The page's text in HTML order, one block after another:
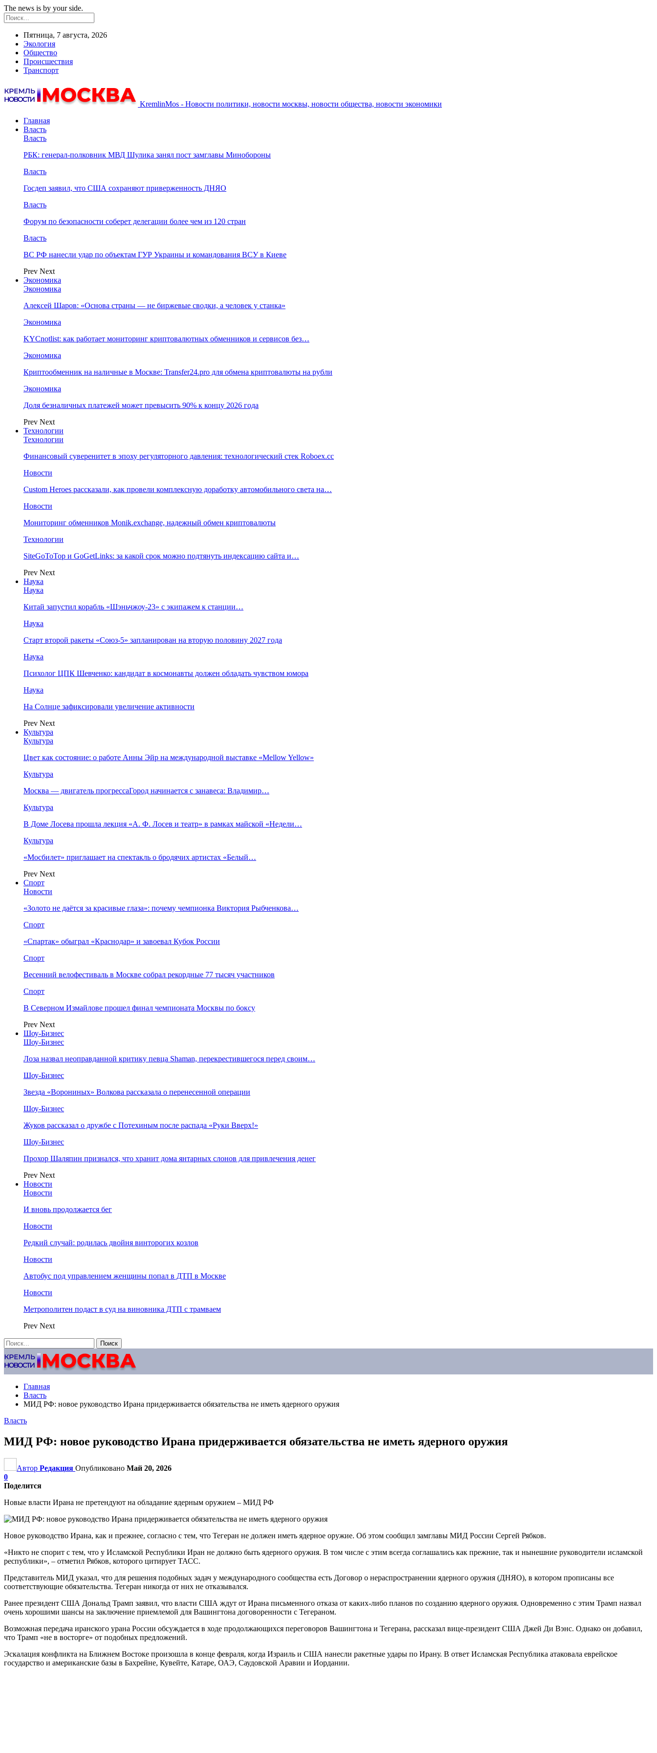
The news is by your side.
Пятница, 7 августа, 2026
Экология
Общество
Происшествия
Транспорт
KremlinMos - Новости политики, новости москвы, новости общества, новости экономики
Главная
Власть
Власть
РБК: генерал-полковник МВД Шулика занял пост замглавы Минобороны
Власть
Госдеп заявил, что США сохраняют приверженность ДНЯО
Власть
Форум по безопасности соберет делегации более чем из 120 стран
Власть
ВС РФ нанесли удар по объектам ГУР Украины и командования ВСУ в Киеве
Prev Next
Экономика
Экономика
Алексей Шаров: «Основа страны — не биржевые сводки, а человек у станка»
Экономика
KYCnotlist: как работает мониторинг криптовалютных обменников и сервисов без…
Экономика
Криптообменник на наличные в Москве: Transfer24.pro для обмена криптовалюты на рубли
Экономика
Доля безналичных платежей может превысить 90% к концу 2026 года
Prev Next
Технологии
Технологии
Финансовый суверенитет в эпоху регуляторного давления: технологический стек Roboex.cc
Новости
Custom Heroes рассказали, как провели комплексную доработку автомобильного света на…
Новости
Мониторинг обменников Monik.exchange, надежный обмен криптовалюты
Технологии
SiteGoToTop и GoGetLinks: за какой срок можно подтянуть индексацию сайта и…
Prev Next
Наука
Наука
Китай запустил корабль «Шэньчжоу-23» с экипажем к станции…
Наука
Старт второй ракеты «Союз-5» запланирован на вторую половину 2027 года
Наука
Психолог ЦПК Шевченко: кандидат в космонавты должен обладать чувством юмора
Наука
На Солнце зафиксировали увеличение активности
Prev Next
Культура
Культура
Цвет как состояние: о работе Анны Эйр на международной выставке «Mellow Yellow»
Культура
Москва — двигатель прогрессаГород начинается с занавеса: Владимир…
Культура
В Доме Лосева прошла лекция «А. Ф. Лосев и театр» в рамках майской «Недели…
Культура
«Мосбилет» приглашает на спектакль о бродячих артистах «Белый…
Prev Next
Спорт
Новости
«Золото не даётся за красивые глаза»: почему чемпионка Виктория Рыбченкова…
Спорт
«Спартак» обыграл «Краснодар» и завоевал Кубок России
Спорт
Весенний велофестиваль в Москве собрал рекордные 77 тысяч участников
Спорт
В Северном Измайлове прошел финал чемпионата Москвы по боксу
Prev Next
Шоу-Бизнес
Шоу-Бизнес
Лоза назвал неоправданной критику певца Shaman, перекрестившегося перед своим…
Шоу-Бизнес
Звезда «Ворониных» Волкова рассказала о перенесенной операции
Шоу-Бизнес
Жуков рассказал о дружбе с Потехиным после распада «Руки Вверх!»
Шоу-Бизнес
Прохор Шаляпин признался, что хранит дома янтарных слонов для привлечения денег
Prev Next
Новости
Новости
И вновь продолжается бег
Новости
Редкий случай: родилась двойня винторогих козлов
Новости
Автобус под управлением женщины попал в ДТП в Москве
Новости
Метрополитен подаст в суд на виновника ДТП с трамваем
Prev Next
Главная
Власть
МИД РФ: новое руководство Ирана придерживается обязательства не иметь ядерного оружия
Власть
МИД РФ: новое руководство Ирана придерживается обязательства не иметь ядерного оружия
Автор Редакция Опубликовано Май 20, 2026
0
Поделится
Новые власти Ирана не претендуют на обладание ядерным оружием – МИД РФ
Новое руководство Ирана, как и прежнее, согласно с тем, что Тегеран не должен иметь ядерное оружие. Об этом сообщил замглавы МИД России Сергей Рябков.
«Никто не спорит с тем, что у Исламской Республики Иран не должно быть ядерного оружия. В том числе с этим всегда соглашались как прежние, так и нынешние руководители исламской
республики», – отметил Рябков, которого цитирует ТАСС.
Представитель МИД указал, что для решения подобных задач у международного сообщества есть Договор о нераспространении ядерного оружия (ДНЯО), в котором прописаны все
соответствующие обязательства. Тегеран никогда от них не отказывался.
Ранее президент США Дональд Трамп заявил, что власти США ждут от Ирана письменного отказа от каких-либо планов по созданию ядерного оружия. Одновременно с этим Трамп назвал
очень хорошими шансы на заключение приемлемой для Вашингтона договоренности с Тегераном.
Возможная передача иранского урана России обсуждается в ходе продолжающихся переговоров Вашингтона и Тегерана, рассказал вице-президент США Джей Ди Вэнс. Однако он добавил,
что Трамп «не в восторге» от подобных предложений.
Эскалация конфликта на Ближнем Востоке произошла в конце февраля, когда Израиль и США нанесли ракетные удары по Ирану. В ответ Исламская Республика атаковала еврейское
государство и американские базы в Бахрейне, Кувейте, Катаре, ОАЭ, Саудовской Аравии и Иордании.